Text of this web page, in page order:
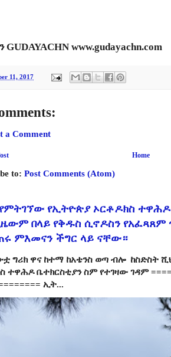
www.gudayachn.com
11, 2017
a Comment
Home
to: Post Comments (Atom)
የምትገኘው የኢትዮጵያ ኦርቶዶክስ
በላይ የቅዱስ ሲኖዶስን የአፈጻጸም
ምእመናን ችግር ላይ ናቸው።
ግሪክ ዋና ከተማ ከአቴንስ ወጣ ብሎ ከስድስት
ተዋሕዶ ቤተክርስቲያን ስም የተገዛው ገዳም
ኢት...